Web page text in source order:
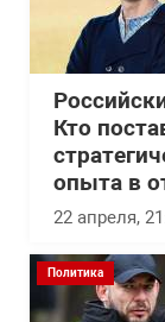
Кто
опыта в
22 апреля,
Политика